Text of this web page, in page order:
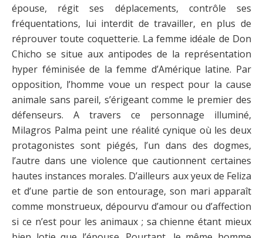
épouse, régit ses déplacements, contrôle ses
fréquentations, lui interdit de travailler, en plus de
réprouver toute coquetterie. La femme idéale de Don
Chicho se situe aux antipodes de la représentation
hyper féminisée de la femme d’Amérique latine. Par
opposition, l’homme voue un respect pour la cause
animale sans pareil, s’érigeant comme le premier des
défenseurs. A travers ce personnage illuminé,
Milagros Palma peint une réalité cynique où les deux
protagonistes sont piégés, l’un dans des dogmes,
l’autre dans une violence que cautionnent certaines
hautes instances morales. D’ailleurs aux yeux de Feliza
et d’une partie de son entourage, son mari apparaît
comme monstrueux, dépourvu d’amour ou d’affection
si ce n’est pour les animaux ; sa chienne étant mieux